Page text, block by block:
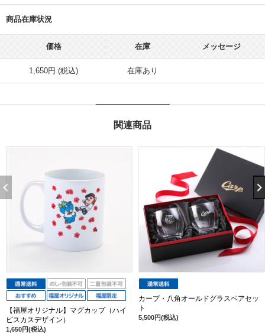
商品在庫状況
価格 在庫 メッセージ
1,650円 (税込) 在庫あり
関連商品
【福屋オリジナル】マグカップ（ハイ
ビスカスデザイン）
1,650円(税込)
カープ・八角オールドグラスペアセッ
ト
5,500円(税込)